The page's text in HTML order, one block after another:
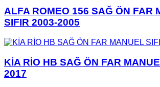
ALFA ROMEO 156 SAĞ ÖN FAR
SIFIR 2003-2005
KİA RİO HB SAĞ ÖN FAR
2017